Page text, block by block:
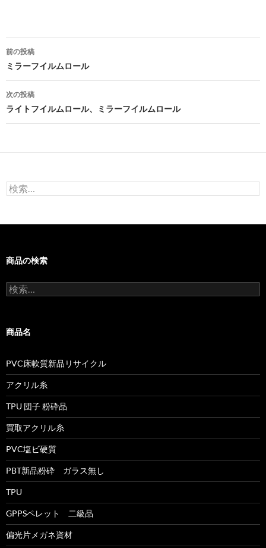
投
稿
ナ
ビ
ゲ
ー
ョ
前の投稿
ミラーフイルムロール
次の投稿
ライトフイルムロール、ミラーフイルムロール
検
索:
商品の検索
検
索:
商品名
PVC床軟質新品リサイクル
アクリル糸
TPU 団子 粉砕品
買取アクリル糸
PVC塩ビ硬質
PBT新品粉砕 ガラス無し
TPU
GPPSペレット 二級品
偏光片メガネ資材